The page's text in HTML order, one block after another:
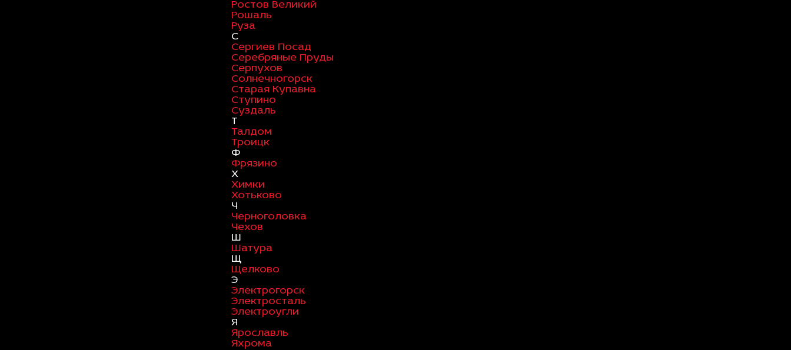
Ростов Великий
Рошаль
Руза
С
Сергиев Посад
Серебряные Пруды
Серпухов
Солнечногорск
Старая Купавна
Ступино
Суздаль
Т
Талдом
Троицк
Ф
Фрязино
Х
Химки
Хотьково
Ч
Черноголовка
Чехов
Ш
Шатура
Щ
Щелково
Э
Электрогорск
Электросталь
Электроугли
Я
Ярославль
Яхрома